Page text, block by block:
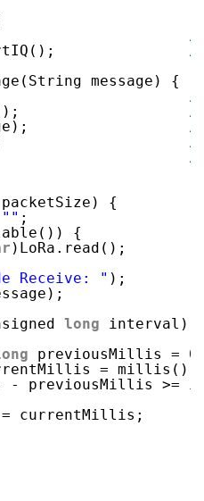
//
//
message) {
//
//
//
packetSize) {
"" ;
{
)LoRa.read();
Receive: " );
long
interval)
previousMillis =
= millis();
- previousMillis >=
currentMillis;